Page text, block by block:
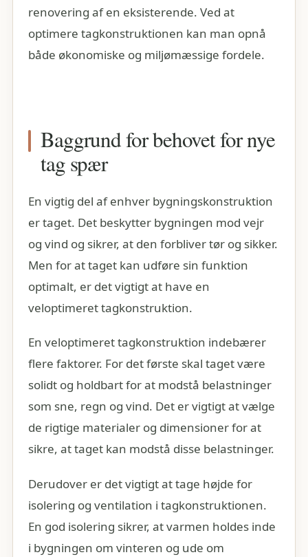
renovering af en eksisterende. Ved at
optimere tagkonstruktionen kan man opnå
både økonomiske og miljømæssige fordele.
Baggrund for behovet for nye
tag spær
En vigtig del af enhver bygningskonstruktion
er taget. Det beskytter bygningen mod vejr
og vind og sikrer, at den forbliver tør og sikker.
Men for at taget kan udføre sin funktion
optimalt, er det vigtigt at have en
veloptimeret tagkonstruktion.
En veloptimeret tagkonstruktion indebærer
flere faktorer. For det første skal taget være
solidt og holdbart for at modstå belastninger
som sne, regn og vind. Det er vigtigt at vælge
de rigtige materialer og dimensioner for at
sikre, at taget kan modstå disse belastninger.
Derudover er det vigtigt at tage højde for
isolering og ventilation i tagkonstruktionen.
En god isolering sikrer, at varmen holdes inde
i bygningen om vinteren og ude om